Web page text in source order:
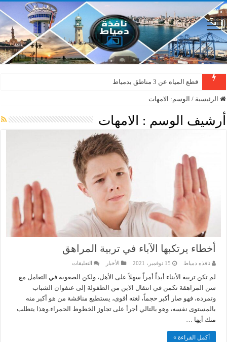
قطع المياه عن 3 مناطق بدمياط
الرئيسية / الوسم: الامهات
أرشيف الوسم : الامهات
أخطاء يرتكبها الآباء في تربية المراهق
نافذه دمياط 15 نوفمبر، 2021 الأخبار التعليقاتعلى
يرتكبها
الآباء
في
المراهق
مغلقة
لم تكن تربية الأبناء أبداً أمراً سهلاً على الأهل، ولكن الصعوبة في التعامل مع
سن المراهقة تكمن في انتقال الابن من الطفولة إلى عنفوان الشباب
وتمرده، فهو صار أكبر حجماً، لغته أقوى، يستطيع مناقشة من هو أكبر منه
بالمستوى نفسه، وهو بالتالي أجرأ على تجاوز الخطوط الحمراء.وهذا يتطلب
منك أيها …
أكمل القراءة »